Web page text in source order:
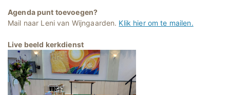
Agenda punt toevoegen?
Mail naar Leni van Wijngaarden. Klik hier om te mailen.
Live beeld kerkdienst